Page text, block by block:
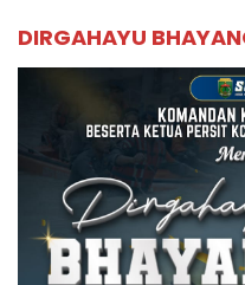
DIRGAHAYU